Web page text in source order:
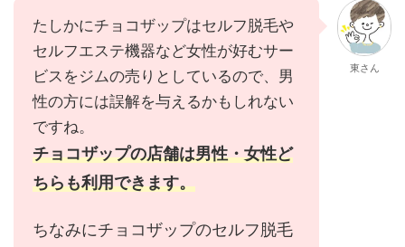
たしかにチョコザップはセルフ脱毛や
セルフエステ機器など女性が好むサー
ビスをジムの売りとしているので、男
性の方には誤解を与えるかもしれない
ですね。
チョコザップの店舗は男性・女性ど
ちらも利用できます。
ちなみにチョコザップのセルフ脱毛
東さん